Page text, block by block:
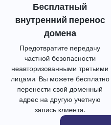
Бесплатный
внутренний перенос
домена
Предотвратите передачу
частной безопасности
неавторизованными третьими
лицами. Вы можете бесплатно
перенести свой доменный
адрес на другую учетную
запись клиента.